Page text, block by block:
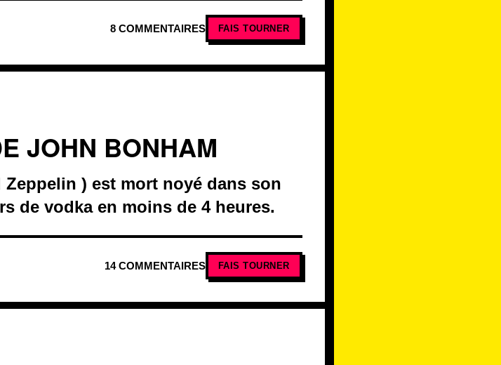
8 COMMENTAIRES FAIS TOURNER
JOHN BONHAM
) est mort noyé dans son
de vodka en moins de 4 heures.
14 COMMENTAIRES FAIS TOURNER